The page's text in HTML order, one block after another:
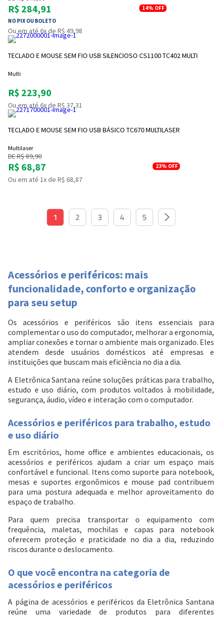
R$ 284,91
NO PIX OU BOLETO
14% OFF
Ou em até 6x de R$ 49,98
TECLADO E MOUSE SEM FIO USB SILENCIOSO CS1100 TC402 MULTI
Multi
R$ 223,90
Ou em até 6x de R$ 37,31
TECLADO E MOUSE SEM FIO USB BÁSICO TC670 MULTILASER
Multilaser
DE R$ 89,90
R$ 68,87 23% OFF
Ou em até 1x de R$ 68,87
1 2 3 4 5
Acessórios e periféricos: mais
funcionalidade, conforto e organização
para seu setup
Os acessórios e periféricos são itens essenciais para
complementar o uso do computador, melhorar a ergonomia,
ampliar conexões e tornar o ambiente mais organizado. Eles
atendem desde usuários domésticos até empresas e
instituições que buscam mais eficiência no dia a dia.
A Eletrônica Santana reúne soluções práticas para trabalho,
estudo e uso diário, com produtos voltados à mobilidade,
segurança, áudio, vídeo e interação com o computador.
Acessórios e periféricos para trabalho, estudo
e uso diário
Em escritórios, home office e ambientes educacionais, os
acessórios e periféricos ajudam a criar um espaço mais
confortável e funcional. Itens como suporte para notebook,
mesas e suportes ergonômicos e mouse pad contribuem
para uma postura adequada e melhor aproveitamento do
espaço de trabalho.
Para quem precisa transportar o equipamento com
frequência, maletas, mochilas e capas para notebook
oferecem proteção e praticidade no dia a dia, reduzindo
riscos durante o deslocamento.
O que você encontra na categoria de
acessórios e periféricos
A página de acessórios e periféricos da Eletrônica Santana
reúne uma variedade de produtos para diferentes